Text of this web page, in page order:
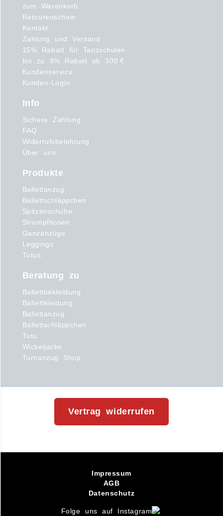
zum Warenkorb
Retourenschein
Kontakt
Zahlung und Versand
15% Rabatt für Tanzschulen
bis zu 8% Rabatt ab 300 €
Kundenservice
Kunden-Login
Info
Sichere Zahlung
FAQ
Widerrufsbelehrung
Über uns
Produkte
Ballettanzug
Ballettschläppchen
Spitzenschuhe
Strumpfhosen
Ganzanzüge
Leggings
Tutus
Beratung zu
Ballettbekleidung
Ballettkleidung
Ballettanzug
Ballettschläppchen
Tutu
Wickeljacke
Turnanzug Shop
Vertrag widerrufen
Impressum
AGB
Datenschutz
Folge uns auf Instagram